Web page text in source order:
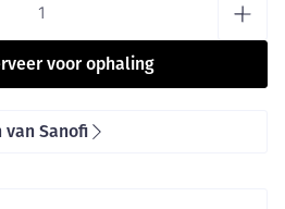
voor ophaling
Sanofi